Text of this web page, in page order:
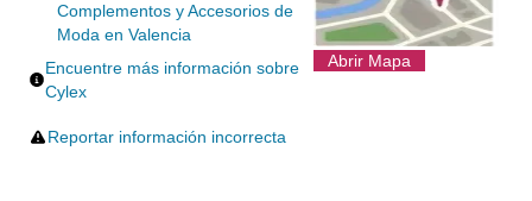
Complementos y Accesorios de
Moda en Valencia
Encuentre más información sobre
Cylex
Reportar información incorrecta
Abrir Mapa